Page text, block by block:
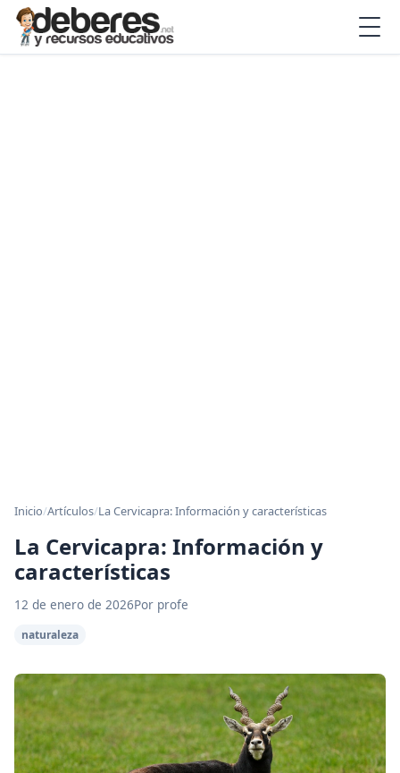
Inicio/Artículos/La Cervicapra: Información y características
La Cervicapra: Información y
características
12 de enero de 2026Por profe
naturaleza